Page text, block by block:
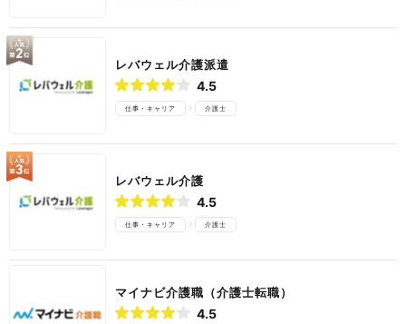
レバウェル介護派遣
4.5
仕事・キャリア 介護士
レバウェル介護
4.5
仕事・キャリア 介護士
マイナビ介護職（介護士転職）
4.5